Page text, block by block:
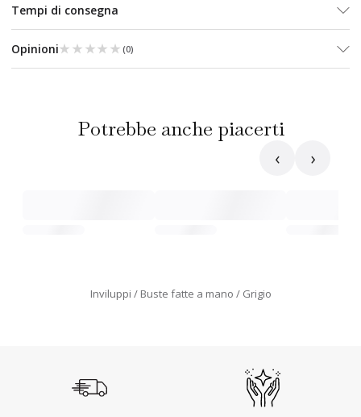
Tempi di consegna
Opinioni★★★★★
★★★★★ (0)
Potrebbe anche piacerti
‹ ›
Inviluppi Buste fatte a mano Grigio